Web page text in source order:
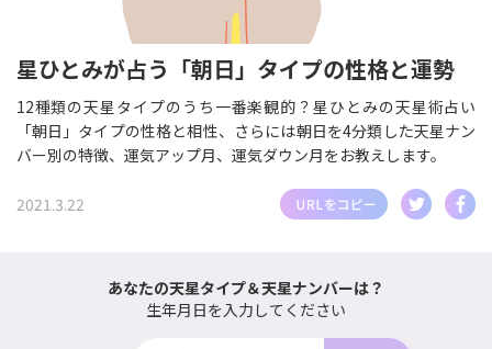
星ひとみが占う「朝日」タイプの性格と運勢
12種類の天星タイプのうち一番楽観的？星ひとみの天星術占い
「朝日」タイプの性格と相性、さらには朝日を4分類した天星ナン
バー別の特徴、運気アップ月、運気ダウン月をお教えします。
2021.3.22
あなたの天星タイプ＆天星ナンバーは？
生年月日を入力してください